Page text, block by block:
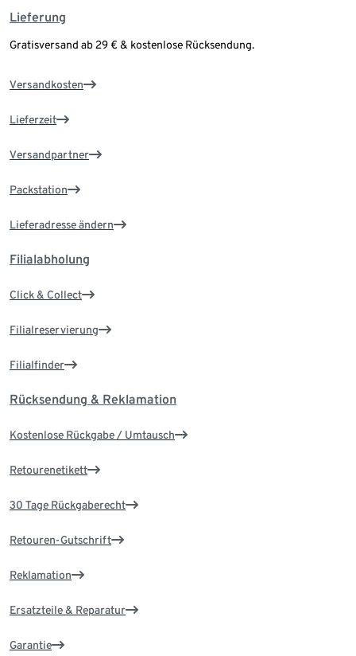
Lieferung
Gratisversand ab 29 € & kostenlose Rücksendung.
Versandkosten
Lieferzeit
Versandpartner
Packstation
Lieferadresse ändern
Filialabholung
Click & Collect
Filialreservierung
Filialfinder
Rücksendung & Reklamation
Kostenlose Rückgabe / Umtausch
Retourenetikett
30 Tage Rückgaberecht
Retouren-Gutschrift
Reklamation
Ersatzteile & Reparatur
Garantie